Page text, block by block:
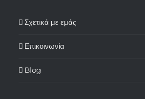
Σχετικά με εμάς
Επικοινωνία
Blog